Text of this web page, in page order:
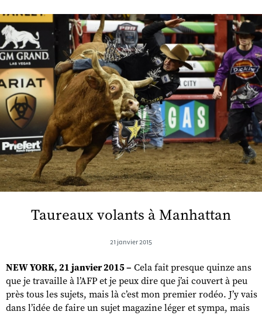
Taureaux volants à Manhattan
21 janvier 2015
NEW YORK, 21 janvier 2015 – Cela fait presque quinze ans
que je travaille à l’AFP et je peux dire que j’ai couvert à peu
près tous les sujets, mais là c’est mon premier rodéo. J’y vais
dans l’idée de faire un sujet magazine léger et sympa, mais